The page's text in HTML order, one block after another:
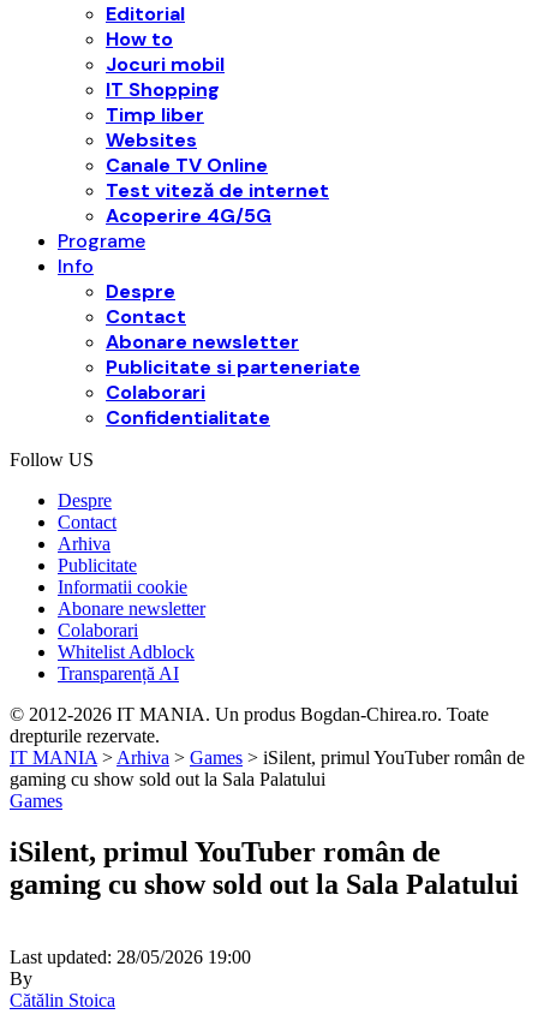
Editorial
How to
Jocuri mobil
IT Shopping
Timp liber
Websites
Canale TV Online
Test viteză de internet
Acoperire 4G/5G
Programe
Info
Despre
Contact
Abonare newsletter
Publicitate si parteneriate
Colaborari
Confidentialitate
Follow US
Despre
Contact
Arhiva
Publicitate
Informatii cookie
Abonare newsletter
Colaborari
Whitelist Adblock
Transparență AI
© 2012-2026 IT MANIA. Un produs Bogdan-Chirea.ro. Toate
drepturile rezervate.
IT MANIA > Arhiva > Games > iSilent, primul YouTuber român de
gaming cu show sold out la Sala Palatului
Games
iSilent, primul YouTuber român de
gaming cu show sold out la Sala Palatului
Last updated: 28/05/2026 19:00
By
Cătălin Stoica